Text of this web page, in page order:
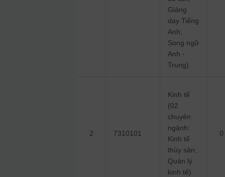
Giảng
dạy Tiếng
Anh;
Song ngữ
Anh -
Trung)
2 7310101
Kinh tế
(02
chuyên
ngành:
Kinh tế
thủy sản;
Quản lý
kinh tế)
0